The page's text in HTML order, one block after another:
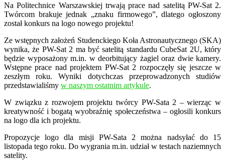
Na Politechnice Warszawskiej trwają prace nad satelitą PW-Sat 2.
Twórcom brakuje jednak „znaku firmowego”, dlatego ogłoszony
został konkurs na logo nowego projektu!
Ze wstępnych założeń Studenckiego Koła Astronautycznego (SKA)
wynika, że PW-Sat 2 ma być satelitą standardu CubeSat 2U, który
będzie wyposażony m.in. w deorbitujący żagiel oraz dwie kamery.
Wstępne prace nad projektem PW-Sat 2 rozpoczęły się jeszcze w
zeszłym roku. Wyniki dotychczas przeprowadzonych studiów
przedstawialiśmy w naszym ostatnim artykule.
W związku z rozwojem projektu twórcy PW-Sata 2 – wierząc w
kreatywność i bogatą wyobraźnię społeczeństwa – ogłosili konkurs
na logo dla ich projektu.
Propozycje logo dla misji PW-Sata 2 można nadsyłać do 15
listopada tego roku. Do wygrania m.in. udział w testach naziemnych
satelity.